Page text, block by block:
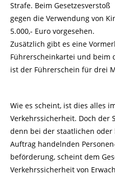
Strafe. Beim Gesetzesverstoß
gegen die Verwendung von
5.000,- Euro vorgesehen.
Zusätzlich gibt es eine
Führerscheinkartei und beim
ist der Führerschein für drei
Wie es scheint, ist dies alles
Verkehrssicherheit. Doch der
denn bei der staatlichen
Auftrag handelnden
beförderung, scheint dem
Verkehrssicherheit von